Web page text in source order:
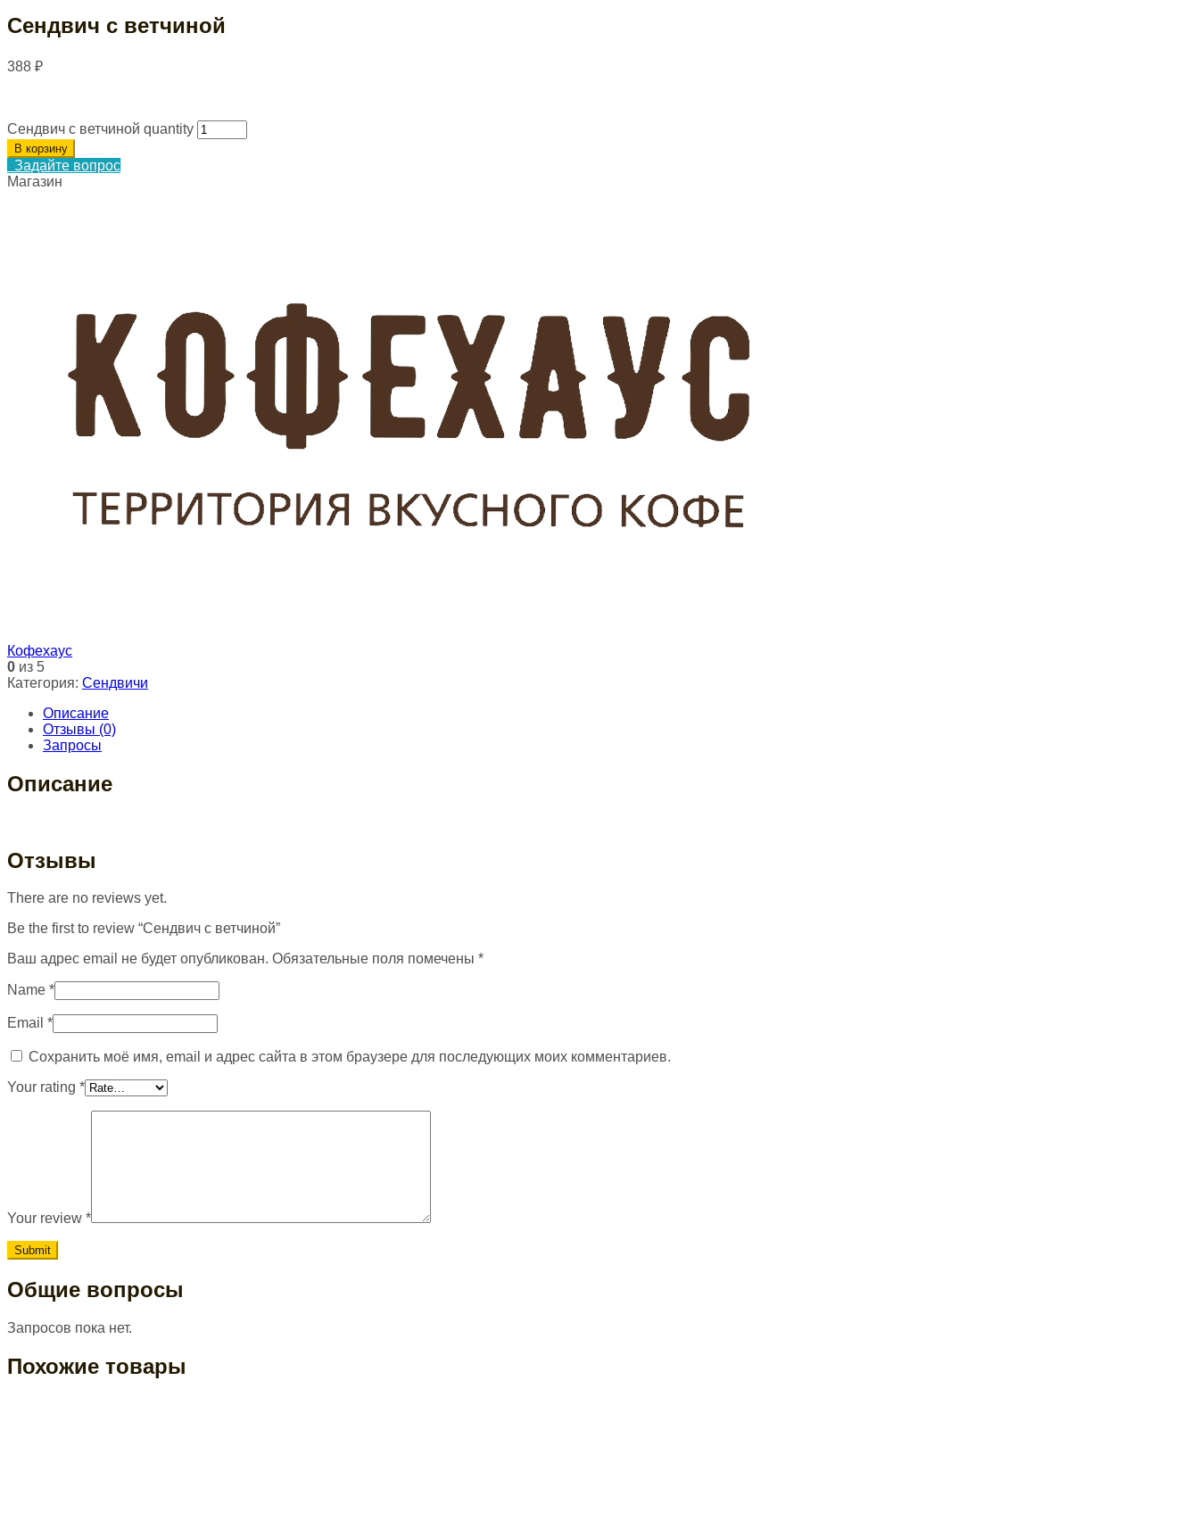
Сендвич с ветчиной
388 ₽
Сендвич с ветчиной quantity
В корзину
Задайте вопрос
Магазин
Кофехаус
0 из 5
Категория: Сендвичи
Описание
Отзывы (0)
Запросы
Описание
Отзывы
There are no reviews yet.
Be the first to review “Сендвич с ветчиной”
Ваш адрес email не будет опубликован. Обязательные поля помечены *
Name *
Email *
Сохранить моё имя, email и адрес сайта в этом браузере для последующих моих комментариев.
Your rating *
Your review *
Общие вопросы
Запросов пока нет.
Похожие товары